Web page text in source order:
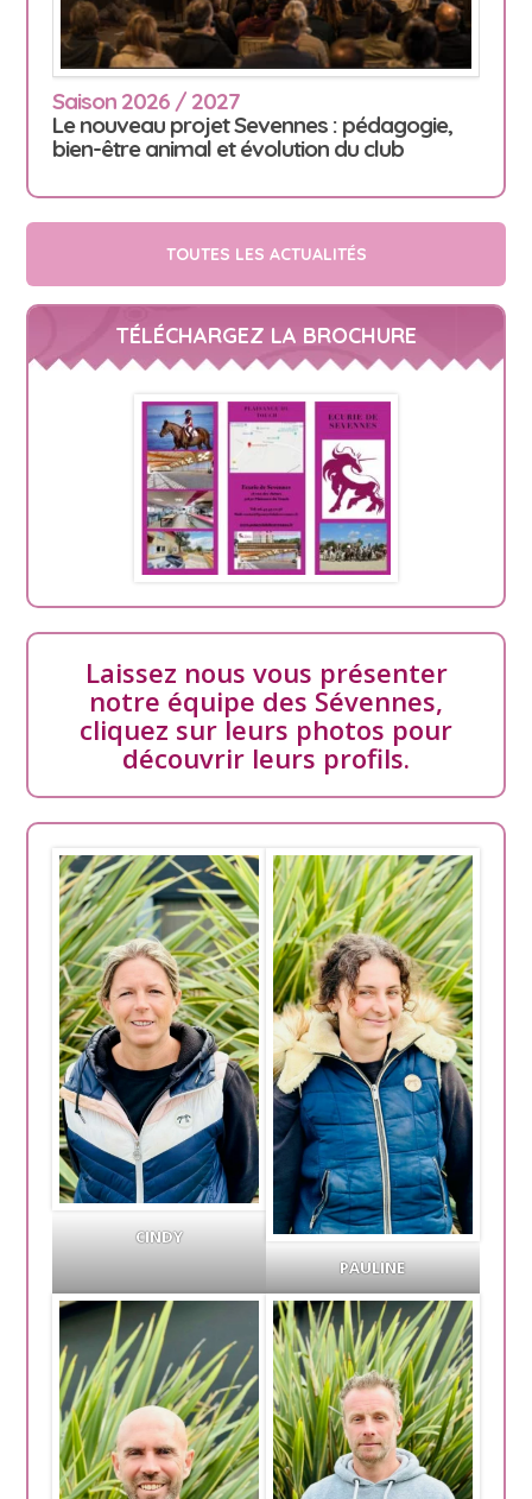
Saison 2026 / 2027
Le nouveau projet Sevennes : pédagogie,
bien-être animal et évolution du club
TOUTES LES ACTUALITÉS
TÉLÉCHARGEZ LA BROCHURE
Laissez nous vous présenter
notre équipe des Sévennes,
cliquez sur leurs photos pour
découvrir leurs profils.
CINDY
PAULINE